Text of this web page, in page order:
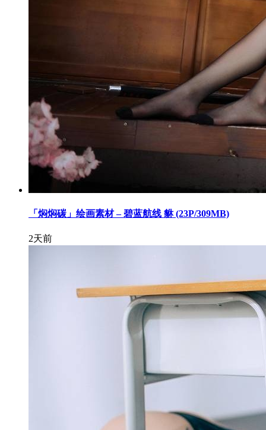
「焖焖碳」绘画素材 – 碧蓝航线 貅 (23P/309MB)
2天前